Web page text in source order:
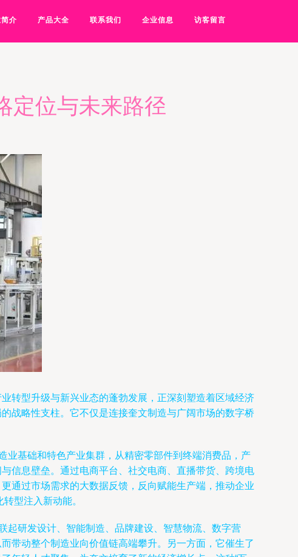
介 产品大全 联系我们 企业信息 访客留言
定位与未来路径
转型升级与新兴业态的蓬勃发展，正深刻塑造着区域经济
战略性支柱。它不仅是连接奎文制造与广阔市场的数字桥
业基础和特色产业集群，从精密零部件到终端消费品，产
信息壁垒。通过电商平台、社交电商、直播带货、跨境电
通过市场需求的大数据反馈，反向赋能生产端，推动企业
型注入新动能。
起研发设计、智能制造、品牌建设、智慧物流、数字营
带动整个制造业向价值链高端攀升。另一方面，它催生了